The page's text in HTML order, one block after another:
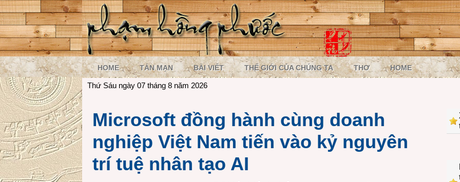
HOME TẢN MẠN BÀI VIẾT THẾ GIỚI CỦA CHÚNG TA THƠ HOME
Thứ Sáu ngày 07 tháng 8 năm 2026
Microsoft đồng hành cùng doanh
nghiệp Việt Nam tiến vào kỷ nguyên
trí tuệ nhân tạo AI